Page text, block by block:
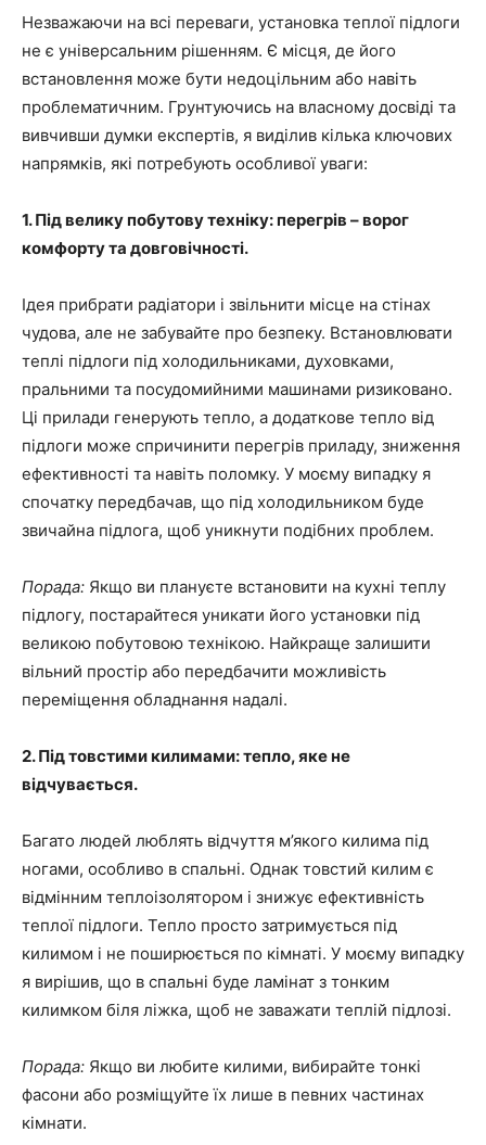
Незважаючи на всі переваги, установка теплої підлоги
не є універсальним рішенням. Є місця, де його
встановлення може бути недоцільним або навіть
проблематичним. Грунтуючись на власному досвіді та
вивчивши думки експертів, я виділив кілька ключових
напрямків, які потребують особливої ​​уваги:
1. Під велику побутову техніку: перегрів – ворог
комфорту та довговічності.
Ідея прибрати радіатори і звільнити місце на стінах
чудова, але не забувайте про безпеку. Встановлювати
теплі підлоги під холодильниками, духовками,
пральними та посудомийними машинами ризиковано.
Ці прилади генерують тепло, а додаткове тепло від
підлоги може спричинити перегрів приладу, зниження
ефективності та навіть поломку. У моєму випадку я
спочатку передбачав, що під холодильником буде
звичайна підлога, щоб уникнути подібних проблем.
Порада: Якщо ви плануєте встановити на кухні теплу
підлогу, постарайтеся уникати його установки під
великою побутовою технікою. Найкраще залишити
вільний простір або передбачити можливість
переміщення обладнання надалі.
2. Під товстими килимами: тепло, яке не
відчувається.
Багато людей люблять відчуття м’якого килима під
ногами, особливо в спальні. Однак товстий килим є
відмінним теплоізолятором і знижує ефективність
теплої підлоги. Тепло просто затримується під
килимом і не поширюється по кімнаті. У моєму випадку
я вирішив, що в спальні буде ламінат з тонким
килимком біля ліжка, щоб не заважати теплій підлозі.
Порада: Якщо ви любите килими, вибирайте тонкі
фасони або розміщуйте їх лише в певних частинах
кімнати.